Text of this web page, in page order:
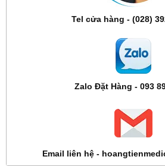
Tel cửa hàng - (028)
Zalo Đặt Hàng - 093
Email liên hệ -